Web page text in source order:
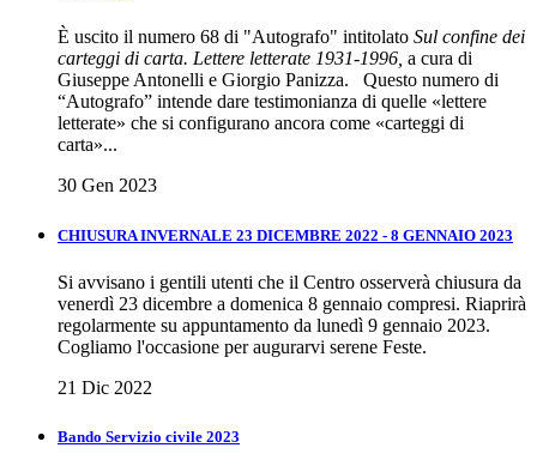
È uscito il numero 68 di "Autografo" intitolato Sul confine dei
carteggi di carta. Lettere letterate 1931-1996, a cura di
Giuseppe Antonelli e Giorgio Panizza. Questo numero di
“Autografo” intende dare testimonianza di quelle «lettere
letterate» che si configurano ancora come «carteggi di
carta»...
30 Gen 2023
CHIUSURA INVERNALE 23 DICEMBRE 2022 - 8 GENNAIO 2023
Si avvisano i gentili utenti che il Centro osserverà chiusura da
venerdì 23 dicembre a domenica 8 gennaio compresi. Riaprirà
regolarmente su appuntamento da lunedì 9 gennaio 2023.
Cogliamo l'occasione per augurarvi serene Feste.
21 Dic 2022
Bando Servizio civile 2023